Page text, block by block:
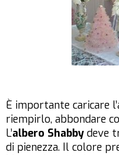
È importante caricare
riempirlo, abbondare
L’albero Shabby deve
di pienezza. Il colore